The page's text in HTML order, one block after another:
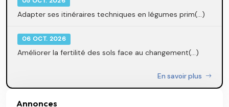
Adapter ses itinéraires techniques en légumes prim(...)
06 OCT. 2026
Améliorer la fertilité des sols face au changement(...)
En savoir plus
Annonces